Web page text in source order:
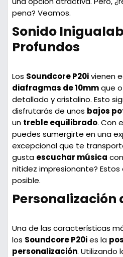
pena? Veamos.
Sonido
Profundos
Los Soundcore P20ivienen
diafragmas de 10mmque
detallado y cristalino. Esto
disfrutarás de unos bajos
un treble equilibrado. Con
puedes sumergirte en una
excepcional que te
gusta escuchar música
nitidez impresionante? Estos
posible.
Personalización
Una de las características
los Soundcore P20ies la
personalización. Utilizando